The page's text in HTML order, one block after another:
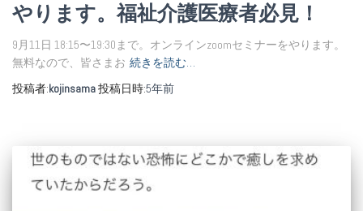
やります。福祉介護医療者必見！
9月11日 18:15〜19:30まで。オンラインzoomセミナーをやります。
無料なので、皆さまお 続きを読む…
投稿者:kojinsama投稿日時:5年前